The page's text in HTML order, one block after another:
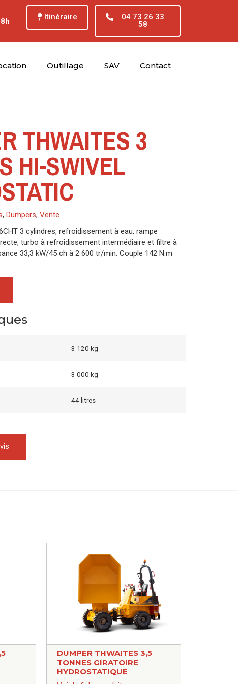
Itinéraire
04 73 26 33
58
Outillage SAV Contact
THWAITES 3
HI-SWIVEL
, Dumpers, Vente
3 cylindres, refroidissement à eau, rampe
turbo à refroidissement intermédiaire et filtre à
33,3 kW/45 ch à 2 600 tr/min. Couple 142 N.m
3 120 kg
3 000 kg
44 litres
DUMPER THWAITES 3,5
TONNES GIRATOIRE
HYDROSTATIQUE